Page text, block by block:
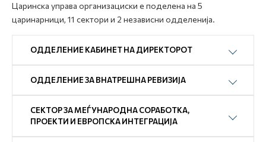
Е-Весник
Царинска управа организациски е поделена на 5
царинарници, 11 сектори и 2 независни одделенија.
ОДДЕЛЕНИЕ КАБИНЕТ НА ДИРЕКТОРОТ
ОДДЕЛЕНИЕ ЗА ВНАТРЕШНА РЕВИЗИЈА
СЕКТОР ЗА МЕЃУНАРОДНА СОРАБОТКА,
ПРОЕКТИ И ЕВРОПСКА ИНТЕГРАЦИЈА